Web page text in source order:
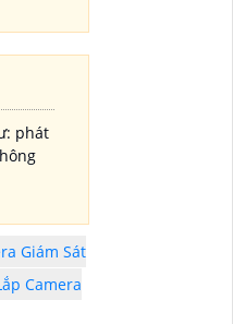
phát
Giám Sát
Camera